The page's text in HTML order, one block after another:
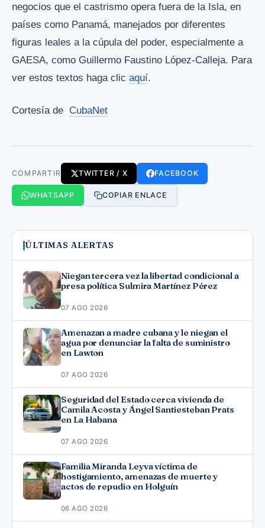
negocios que el castrismo opera fuera de la Isla, en
países como Panamá, manejados por diferentes
figuras leales a la cúpula del poder, especialmente a
GAESA, como Guillermo Faustino López-Calleja. Para
ver estos textos haga clic aquí.
Cortesía de CubaNet
COMPARTIR TWITTER / X FACEBOOK
WHATSAPP COPIAR ENLACE
ÚLTIMAS ALERTAS
Niegan tercera vez la libertad condicional a
presa política Sulmira Martínez Pérez
07 AGO 2026
Amenazan a madre cubana y le niegan el
agua por denunciar la falta de suministro
en Lawton
07 AGO 2026
Seguridad del Estado cerca vivienda de
Camila Acosta y Ángel Santiesteban Prats
en La Habana
07 AGO 2026
Familia Miranda Leyva víctima de
hostigamiento, amenazas de muerte y
actos de repudio en Holguín
06 AGO 2026